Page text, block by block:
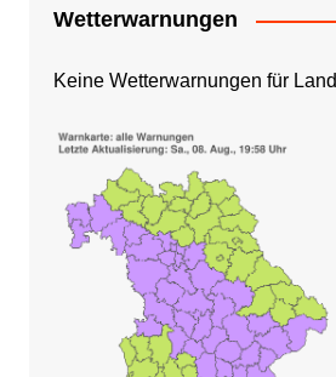
Wetterwarnungen
Keine Wetterwarnungen für